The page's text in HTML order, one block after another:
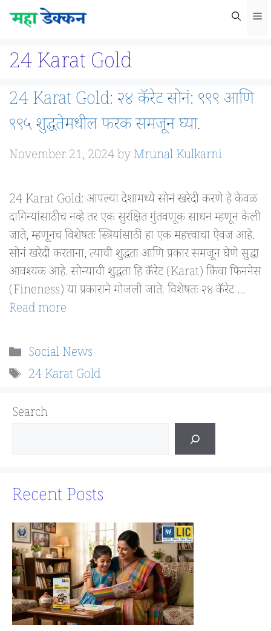
Skip
24 Karat Gold
24 Karat Gold: २४ कॅरेट सोनं: ९९९ आणि
९९५ शुद्धतेमधील फरक समजून घ्या.
November 21, 2024byMrunal Kulkarni
24 Karat Gold: आपल्या देशामध्ये सोनं खरेदी करणे हे केवळ
दागिन्यांसाठीच नव्हे तर एक सुरक्षित गुंतवणूक साधन म्हणून केली
जाते, म्हणूनच विशेषतः स्त्रियांसाठी हा एक महत्त्वाचा ऐवज आहे.
सोनं खरेदी करताना, त्याची शुद्धता आणि प्रकार समजून घेणे सुद्धा
आवश्यक आहे. सोन्याची शुद्धता हि कॅरेट (Karat) किंवा फिननेस
(Fineness) या प्रकाराने मोजली जाते. विशेषतः २४ कॅरेट …
Read more
Categories
Social News
Tags
24 Karat Gold
Search
Recent Posts